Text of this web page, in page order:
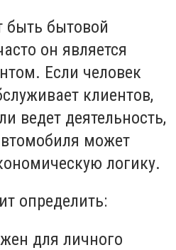
бытовой
он является
Если человек
клиентов,
ведет деятельность,
может
логику.
определить:
для личного